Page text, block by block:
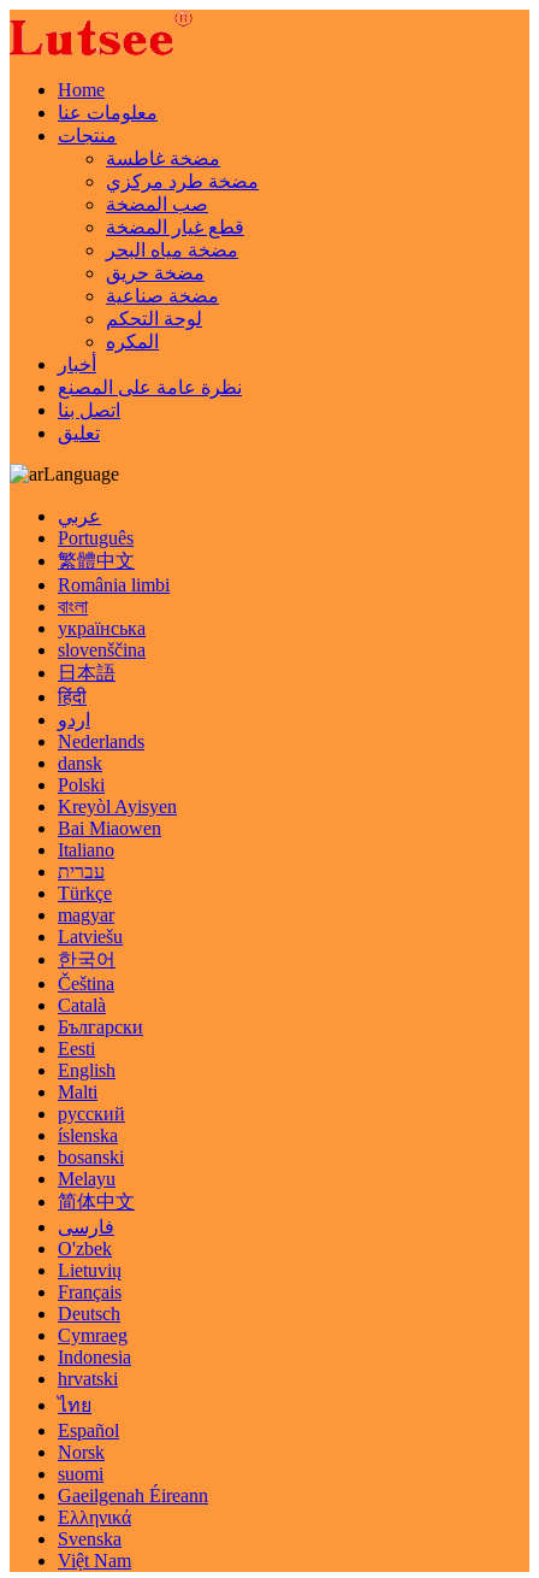
Home
معلومات عنا
منتجات
مضخة غاطسة
مضخة طرد مركزي
صب المضخة
قطع غيار المضخة
مضخة مياه البحر
مضخة حريق
مضخة صناعية
لوحة التحكم
المكره
أخبار
نظرة عامة على المصنع
اتصل بنا
تعليق
Language
عربي
Português
繁體中文
România limbi
বাংলা
українська
slovenščina
日本語
हिंदी
اردو
Nederlands
dansk
Polski
Kreyòl Ayisyen
Bai Miaowen
Italiano
עברית
Türkçe
magyar
Latviešu
한국어
Čeština
Català
Български
Eesti
English
Malti
русский
íslenska
bosanski
Melayu
简体中文
فارسی
O'zbek
Lietuvių
Français
Deutsch
Cymraeg
Indonesia
hrvatski
ไทย
Español
Norsk
suomi
Gaeilgenah Éireann
Ελληνικά
Svenska
Việt Nam